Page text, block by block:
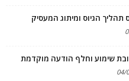
שימוע וחלף הודעה מוקדמת
04/